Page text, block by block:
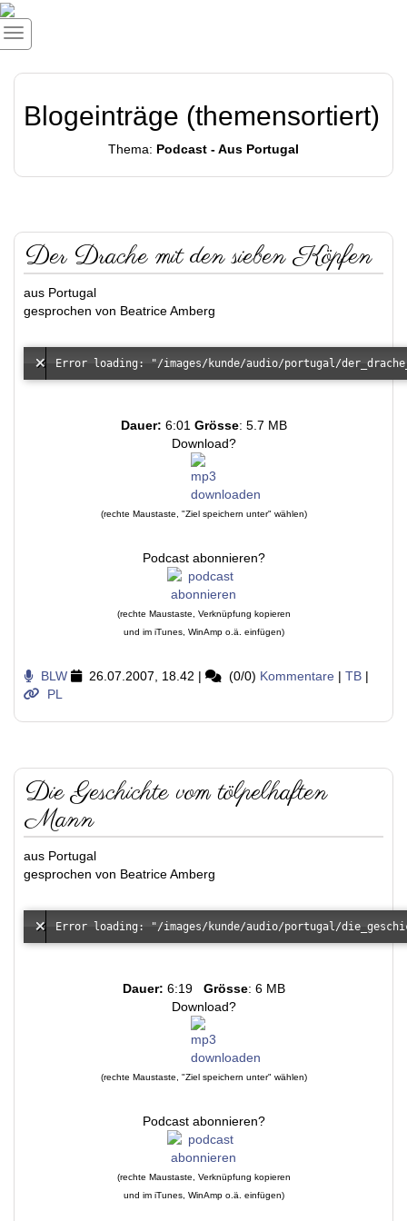
Blogeinträge (themensortiert)
Thema: Podcast - Aus Portugal
Der Drache mit den sieben Köpfen
aus Portugal
gesprochen von Beatrice Amberg
Dauer: 6:01 Grösse: 5.7 MB
Download?
(rechte Maustaste, "Ziel speichern unter" wählen)
Podcast abonnieren?
(rechte Maustaste, Verknüpfung kopieren
und im iTunes, WinAmp o.ä. einfügen)
BLW 26.07.2007, 18.42 | (0/0) Kommentare | TB |
PL
Die Geschichte vom tölpelhaften
Mann
aus Portugal
gesprochen von Beatrice Amberg
Dauer: 6:19 Grösse: 6 MB
Download?
(rechte Maustaste, "Ziel speichern unter" wählen)
Podcast abonnieren?
(rechte Maustaste, Verknüpfung kopieren
und im iTunes, WinAmp o.ä. einfügen)